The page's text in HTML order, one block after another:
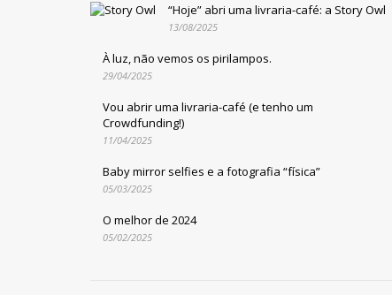
“Hoje” abri uma livraria-café: a Story Owl
13/08/2025
À luz, não vemos os pirilampos.
29/04/2025
Vou abrir uma livraria-café (e tenho um
Crowdfunding!)
11/04/2025
Baby mirror selfies e a fotografia “física”
05/03/2025
O melhor de 2024
05/02/2025